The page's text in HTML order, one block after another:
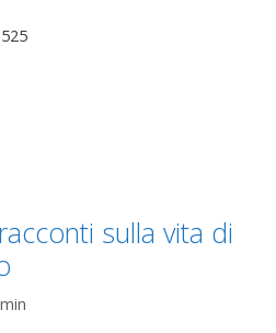
sulla vita di